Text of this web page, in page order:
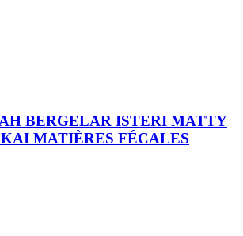
BERGELAR ISTERI MATTY
MATIÈRES FÉCALES